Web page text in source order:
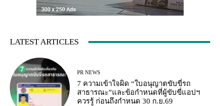
LATEST ARTICLES
PR NEWS
7 ความเข้าใจผิด “ใบอนุญาตขับขี่รถ
สาธารณะ”และข้อกำหนดที่ผู้ขับขี่แอปฯ
ควรรู้ ก่อนถึงกำหนด 30 ก.ย.69